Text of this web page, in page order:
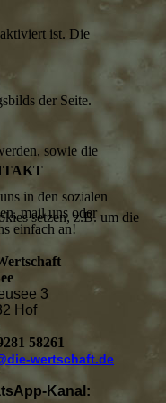
in den sozialen
mail uns oder
einfach an!
3
Hof
58261
wertschaft.de
Kanal:
ist. Die
der Seite.
sowie die
setzen, z.B. um die